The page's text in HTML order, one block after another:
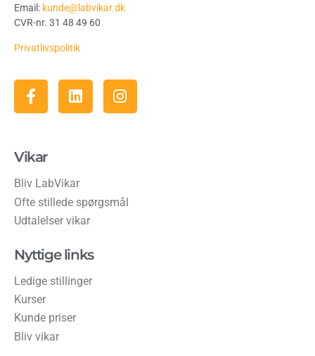
Email: kunde@labvikar.dk
CVR-nr. 31 48 49 60
Privatlivspolitik
Vikar
Bliv LabVikar
Ofte stillede spørgsmål
Udtalelser vikar
Nyttige links
Ledige stillinger
Kurser
Kunde priser
Bliv vikar